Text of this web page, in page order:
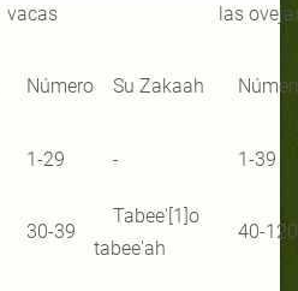
vacas
las
Número Su Zakaah
1-29 - 1-39
30-39
Tabee'[1]o
tabee'ah
40-120